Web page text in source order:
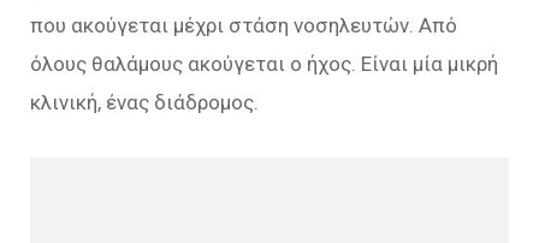
που ακούγεται μέχρι στάση νοσηλευτών. Από
όλους θαλάμους ακούγεται ο ήχος. Είναι μία μικρή
κλινική, ένας διάδρομος.